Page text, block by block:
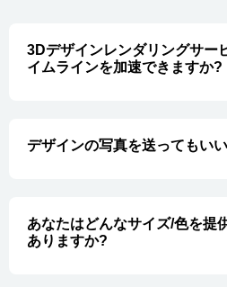
3Dデザインレンダリングサー
イムラインを加速できますか?
デザインの写真を送ってもい
あなたはどんなサイズ/色を提
ありますか?